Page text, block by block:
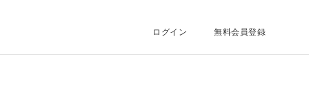
ログイン 無料会員登録